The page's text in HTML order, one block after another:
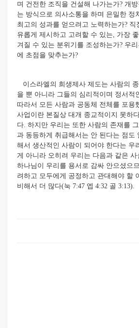
며 건전한 조직을 건설해 나가는가? 개
는 방식으로 의사소통을 하며 은밀한 정
최고의 성과를 얻으려고 노력하는가?
유롭게 제시하고 고려할 수 있는, 가장
겨질 수 있는 분위기를 조성하는가? 우
에 초점을 맞추는가?
이스라엘의 희생제사 제도는 사람의
을 뿐 아니라 그들의 심리적이며 정서적
따라서 모든 사람과 공동체 전체를 포용
사업이란 본질상 대개 종교적이지 못하
다. 하지만 우리는 또한 사람의 존재를
과 동등하게 취급해서는 안 된다는 점도
해서 생산적인 사람이 되어야 한다는 우
게 아니라 오히려 우리는 다음과 같은
하나님이 우리를 용서로 감싸 안으셨으
려하고 모두에게 공정하고 관대해야 할
비해서 더 많다(눅 7:47 엡 4:32 골 3:13).